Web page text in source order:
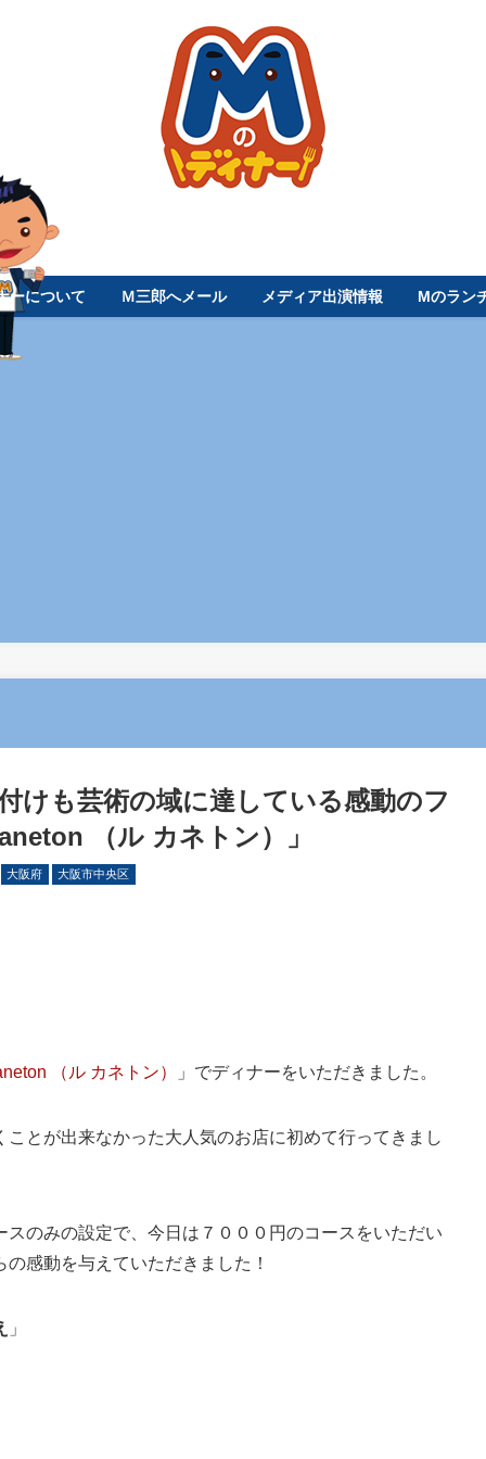
ーについて Ｍ三郎へメール メディア出演情報 Mのラン
けも芸術の域に達している感動のフ
（ル カネトン）」
大阪府 大阪市中央区
（ル カネトン） 」でディナーをいただきました。
とが出来なかった大人気のお店に初めて行ってきまし
のみの設定で、今日は７０００円のコースをいただい
感動を与えていただきました！
」